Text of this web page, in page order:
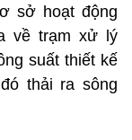
sở hoạt động
về trạm xử lý
suất thiết kế
thải ra sông